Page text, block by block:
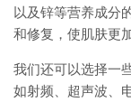
以及锌等营养成分
和修复，使肌肤更
我们还可以选择一
如射频、超声波、